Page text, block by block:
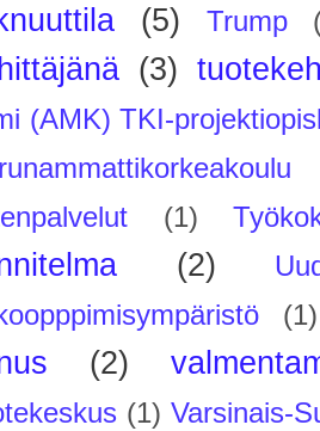
(5) Trump
(3)
(AMK) TKI-
(1)
(2)
(1)
(2)
(1) Varsinais-